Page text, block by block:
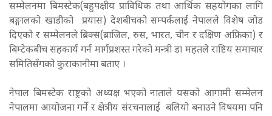
सम्मेलनमा बिमस्टेक(बहुपक्षीय प्राविधिक तथा आर्थिक सहयोगका लागि
बङ्गालको खाडीको प्रयास) देशबीचको सम्पर्कलाई नेपालले विशेष जोड
दिएको र सम्मेलनले ब्रिक्स(ब्राजिल, रुस, भारत, चीन र दक्षिण अफ्रिका) र
बिम्टेकबीच सहकार्य गर्न मार्गप्रशस्त गरेको मन्त्री डा महतले राष्टिय समाचार
समितिसँगको कुराकानीमा बताए ।
नेपाल बिमस्टेक राष्ट्रको अध्यक्ष भएको नाताले यसको आगामी सम्मेलन
नेपालमा आयोजना गर्ने र क्षेत्रीय संरचनालाई बलियो बनाउने विषयमा पनि